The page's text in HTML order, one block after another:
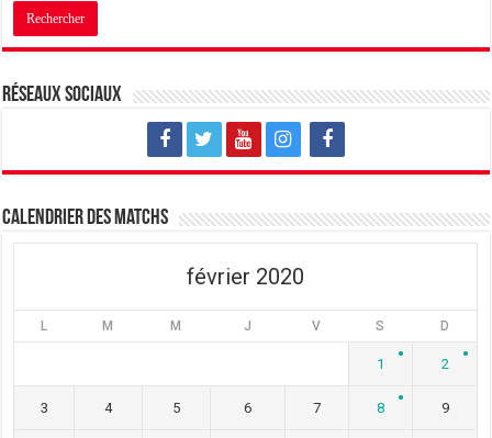
Réseaux sociaux
Calendrier des matchs
février 2020
L M M J V S D
1 2
3 4 5 6 7 8 9